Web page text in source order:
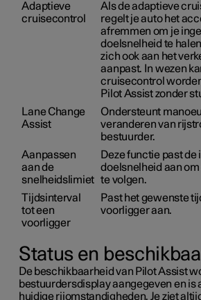
Adaptieve
cruisecontrol
Als de adaptieve
regelt je auto het
afremmen om je
doelsnelheid te
zich ook aan het
aanpast. In wezen
cruisecontrol
Pilot Assist zonder
Lane Change
Assist
Ondersteunt
veranderen van
bestuurder.
Aanpassen
aan de
snelheidslimiet
Deze functie past de
doelsnelheid aan
te volgen.
Tijdsinterval
tot een
voorligger
Past het gewenste
voorligger aan.
Status en
De beschikbaarheid van Pilot Assist
bestuurdersdisplay aangegeven en is
huidige rijomstandigheden. Je ziet